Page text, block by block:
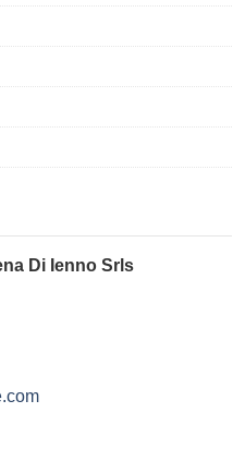
Di Ienno Srls